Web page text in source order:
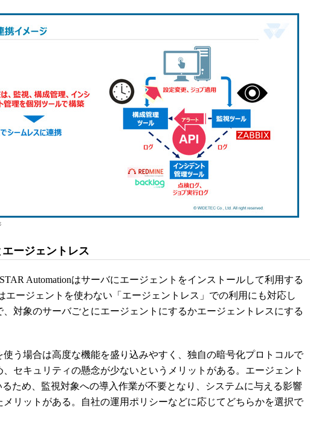
ージェントレス
Automationはサーバにエージェントをインストールして利用する
エージェントを使わない「エージェントレス」での利用にも対応し
、対象のサーバごとにエージェントにするかエージェントレスにする
う場合は高度な機能を盛り込みやすく、独自の暗号化プロトコルで
セキュリティの懸念が少ないというメリットがある。エージェント
るため、監視対象への導入作業が不要となり、システムに与える影響
メリットがある。自社の運用ポリシーなどに応じてどちらかを選択で